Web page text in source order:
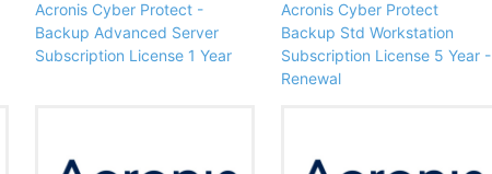
Acronis Cyber Protect -
Backup Advanced Server
Subscription License 1 Year
Acronis Cyber Protect
Backup Std Workstation
Subscription License 5 Year -
Renewal